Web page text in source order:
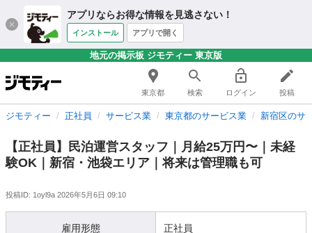
アプリならお得な情報を見逃さない！
インストール アプリで開く
地元の掲示板 ジモティー 東京版
東京都 検索 ログイン 投稿
ジモティー 正社員 サービス業 東京都のサービス業 新宿区のサ
【正社員】民泊運営スタッフ｜月給25万円〜｜未経
験OK｜新宿・池袋エリア｜将来は管理職も可
投稿ID: 1oyl9a 2026年5月6日 09:10
雇用形態 正社員